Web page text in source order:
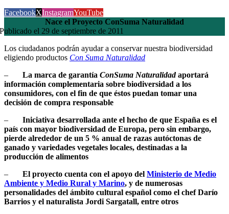
FacebookXInstagramYouTube
Nace el Proyecto ConSuma Naturalidad
Publicado el 29 de septiembre de 2011
Los ciudadanos podrán ayudar a conservar nuestra biodiversidad
eligiendo productos Con Suma Naturalidad
– La marca de garantía ConSuma Naturalidadaportará
información complementaria sobre biodiversidad a los
consumidores, con el fin de que éstos puedan tomar una
decisión de compra responsable
– Iniciativa desarrollada ante el hecho de que España es el
país con mayor biodiversidad de Europa, pero sin embargo,
pierde alrededor de un 5 % anual de razas autóctonas de
ganado y variedades vegetales locales, destinadas a la
producción de alimentos
– El proyecto cuenta con el apoyo del Ministerio de Medio
Ambiente y Medio Rural y Marino, y de numerosas
personalidades del ámbito cultural español como el chef Darío
Barrios y el naturalista Jordi Sargatall, entre otros